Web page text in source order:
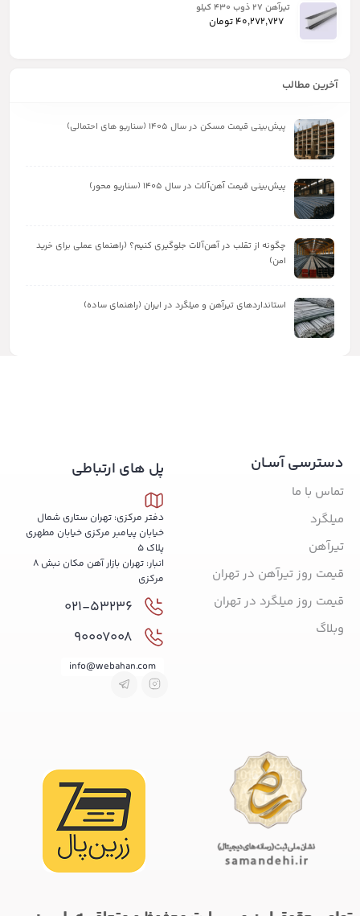
تیرآهن ۲۷ ذوب ۴۳۰ کیلو
40,272,727تومان
آخرین مطالب
پیش‌بینی قیمت مسکن در سال ۱۴۰۵ (سناریو های احتمالی)
پیش‌بینی قیمت آهن‌آلات در سال ۱۴۰۵ (سناریو محور)
چگونه از تقلب در آهن‌آلات جلوگیری کنیم؟ (راهنمای عملی برای خرید
امن)
استانداردهای تیرآهن و میلگرد در ایران (راهنمای ساده)
دسترسی آسـان
تماس با ما
میلگرد
تیرآهن
قیمت روز تیرآهن در تهران
قیمت روز میلگرد در تهران
وبلاگ
پل های ارتباطی
دفتر مرکزی: تهران ستاری شمال
خیابان پیامبر مرکزی خیابان مطهری
پلاک 5
انبار: تهران بازار آهن مکان نبش 8
مرکزی
021-53236
90007008
info@webahan.com